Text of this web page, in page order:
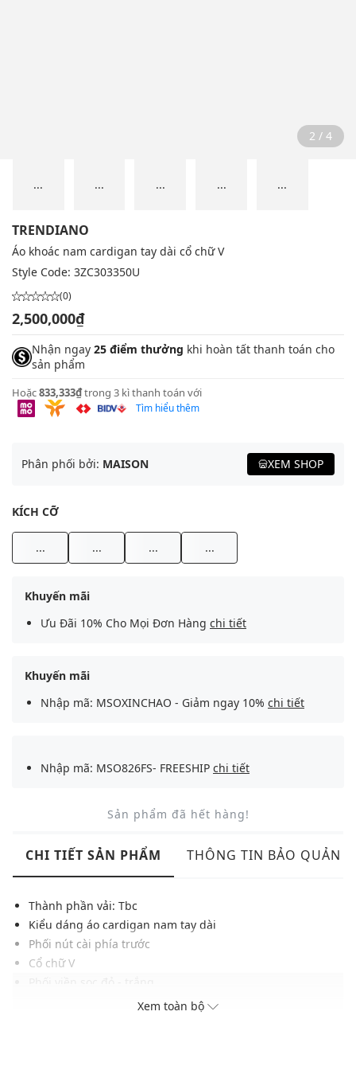
2 / 4
... ... ... ... ...
TRENDIANO
Áo khoác nam cardigan tay dài cổ chữ V
Style Code: 3ZC303350U
(0)
2,500,000₫
Nhận ngay 25 điểm thưởng khi hoàn tất thanh toán cho
sản phẩm
Hoặc833,333₫trong 3 kì thanh toán với
Tìm hiểu thêm
Phân phối bởi: MAISON XEM SHOP
KÍCH CỠ
... ... ... ...
Khuyến mãi
Ưu Đãi 10% Cho Mọi Đơn Hàng chi tiết
Khuyến mãi
Nhập mã: MSOXINCHAO - Giảm ngay 10% chi tiết
Nhập mã: MSO826FS- FREESHIP chi tiết
Sản phẩm đã hết hàng!
CHI TIẾT SẢN PHẨM THÔNG TIN BẢO QUẢN
Thành phần vải: Tbc
Kiểu dáng áo cardigan nam tay dài
Phối nút cài phía trước
Cổ chữ V
Thêu chú ong ở ngực tráiXem toàn bộ